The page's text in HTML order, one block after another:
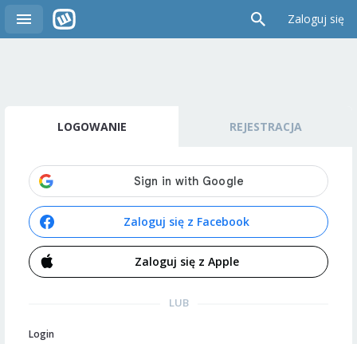
Zaloguj się
LOGOWANIE REJESTRACJA
Zaloguj się z Facebook
Zaloguj się z Apple
LUB
Login